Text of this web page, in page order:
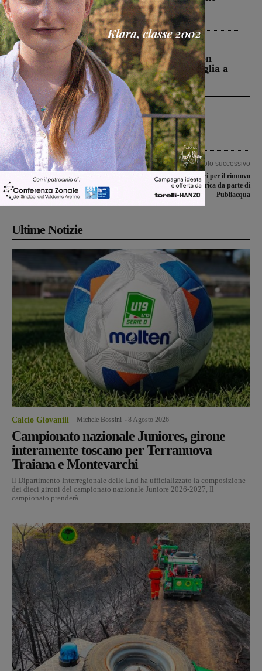
Gianni, Giulia e Franco. Lo schianto, il
processo, lo stop ai sorpassi fra tir....
Cronaca 3 Agosto 2026
Scomparso da una struttura di Castiglion
Fiorentino l’uomo che aveva ucciso la figlia a
Levane nel 2020
Articolo precedente
Porcellino: auto dei carabinieri finisce
contro un bar durante un
inseguimento. Nessun ferito
Articolo successivo
Due giorni di lavori per il rinnovo
della rete idrica da parte di
Publiacqua
Ultime Notizie
Calcio Giovanili Michele Bossini 8 Agosto 2026
Campionato nazionale Juniores, girone
interamente toscano per Terranuova
Traiana e Montevarchi
Il Dipartimento Interregionale delle Lnd ha ufficializzato la composizione
dei dieci gironi del campionato nazionale Juniore 2026-2027, Il
campionato prenderà...